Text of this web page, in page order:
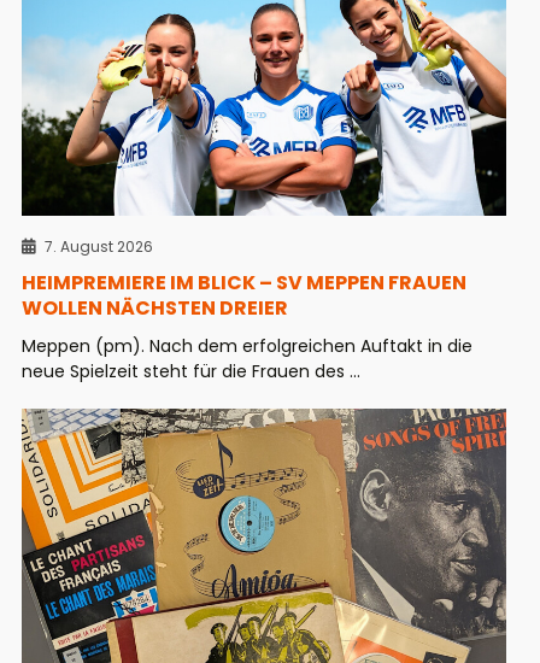
7. August 2026
HEIMPREMIERE IM BLICK – SV MEPPEN FRAUEN
WOLLEN NÄCHSTEN DREIER
Meppen (pm). Nach dem erfolgreichen Auftakt in die
neue Spielzeit steht für die Frauen des ...